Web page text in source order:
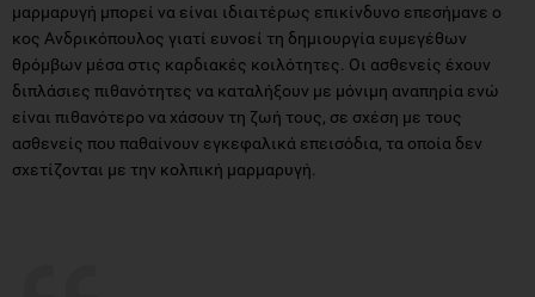
μαρμαρυγή μπορεί να είναι ιδιαιτέρως επικίνδυνο επεσήμανε ο
κος Ανδρικόπουλος γιατί ευνοεί τη δημιουργία ευμεγέθων
θρόμβων μέσα στις καρδιακές κοιλότητες. Οι ασθενείς έχουν
διπλάσιες πιθανότητες να καταλήξουν με μόνιμη αναπηρία ενώ
είναι πιθανότερο να χάσουν τη ζωή τους, σε σχέση με τους
ασθενείς που παθαίνουν εγκεφαλικά επεισόδια, τα οποία δεν
σχετίζονται με την κολπική μαρμαρυγή.